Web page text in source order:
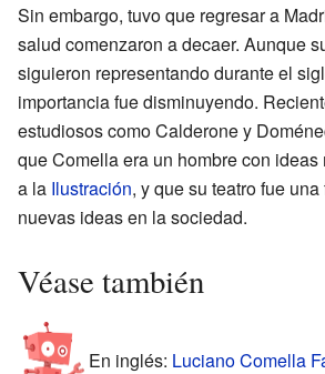
Sin embargo, tuvo que regresar a
salud comenzaron a decaer. Aunque
siguieron representando durante el
importancia fue disminuyendo.
estudiosos como Calderone y
que Comella era un hombre con
a la Ilustración, y que su teatro fue
nuevas ideas en la sociedad.
Véase también
En inglés: Luciano Comella